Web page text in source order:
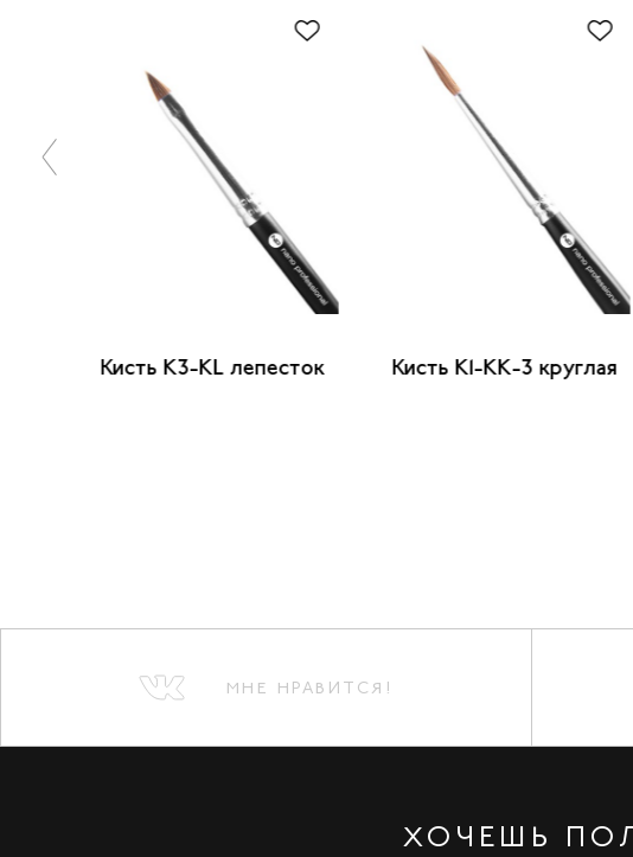
Кисть K3-KL лепесток Кисть K1-KK-3 круглая
МНЕ НРАВИТСЯ!
ХОЧЕШЬ